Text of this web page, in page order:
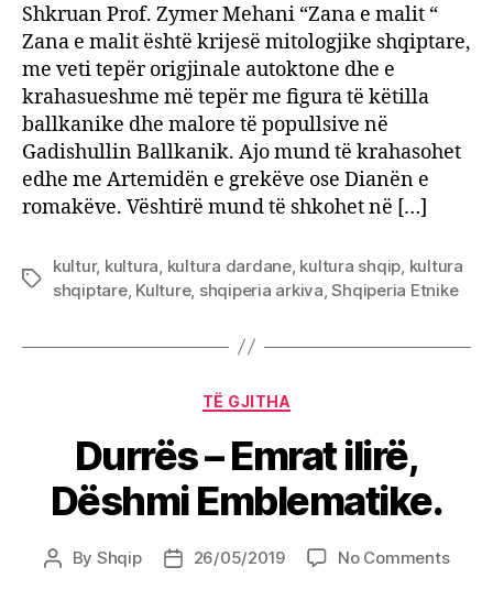
Shkruan Prof. Zymer Mehani “Zana e malit “
Zana e malit është krijesë mitologjike shqiptare,
me veti tepër origjinale autoktone dhe e
krahasueshme më tepër me figura të këtilla
ballkanike dhe malore të popullsive në
Gadishullin Ballkanik. Ajo mund të krahasohet
edhe me Artemidën e grekëve ose Dianën e
romakëve. Vështirë mund të shkohet në […]
Tags
kultur, kultura, kultura dardane, kultura shqip, kultura
shqiptare, Kulture, shqiperia arkiva,Shqiperia Etnike
Categories
TË GJITHA
Durrës – Emrat ilirë,
Dëshmi Emblematike.
Post
By Shqip
Post26/05/2019 No Commentson